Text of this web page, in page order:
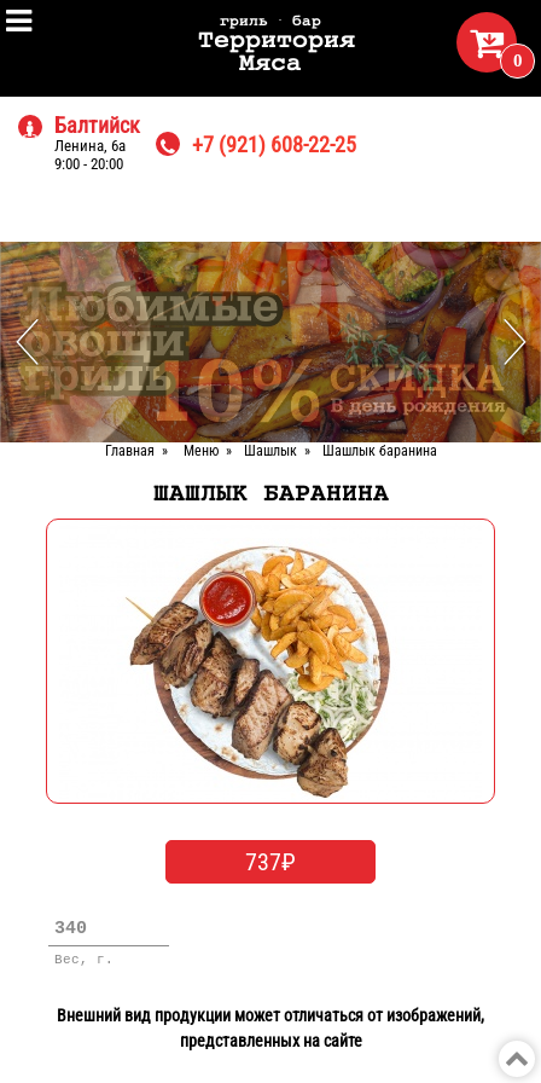
гриль · бар
Территория
Мяса
 0
 Балтийск
Ленина, 6а
9:00 - 20:00
 +7 (921) 608-22-25

Главная » Меню» Шашлык» Шашлык баранина
ШАШЛЫК БАРАНИНА
737₽
340
Вес, г.
Внешний вид продукции может отличаться от изображений,
представленных на сайте
